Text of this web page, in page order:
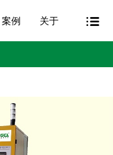
案例 关于